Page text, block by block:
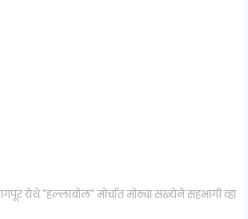
येथे "हल्लाबोल" मोर्चात मोठ्या संख्येने सहभागी व्हा